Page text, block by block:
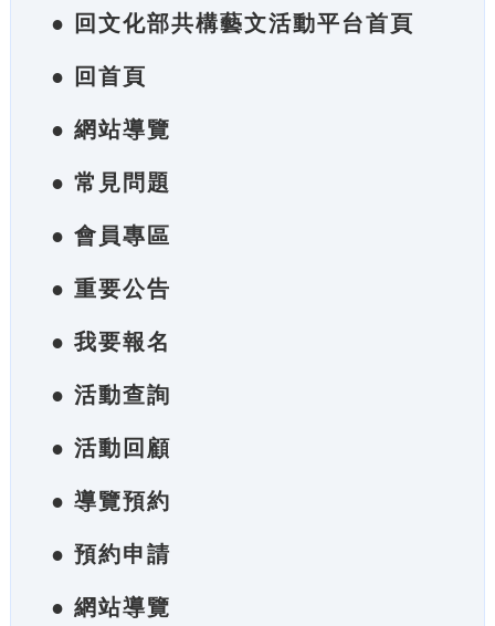
● 回文化部共構藝文活動平台首頁
● 回首頁
● 網站導覽
● 常見問題
● 會員專區
● 重要公告
● 我要報名
● 活動查詢
● 活動回顧
● 導覽預約
● 預約申請
● 網站導覽